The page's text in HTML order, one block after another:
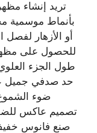
تريد إنشاء
بأنماط موسمية
أو الأزهار لفصل
للحصول على
طول الجزء
حد صدفي جميل
ضوء الشموع
تصميم عاكس
صنع فانوس